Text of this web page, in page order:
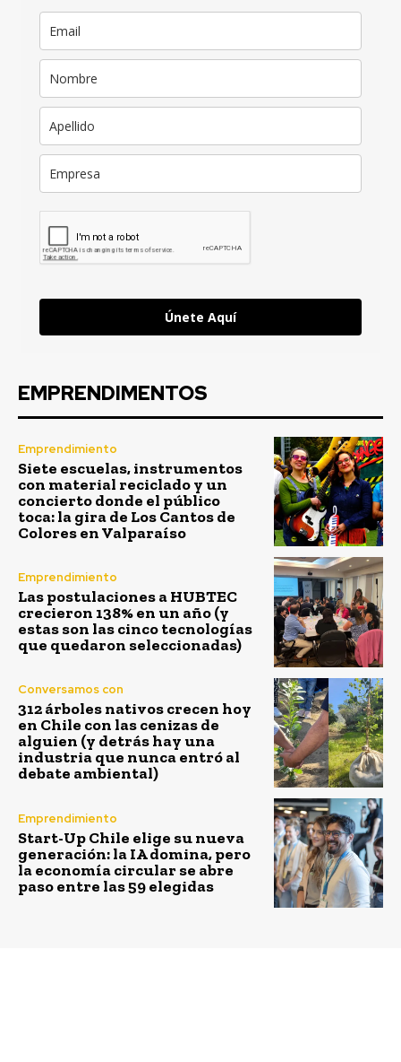
Únete Aquí
EMPRENDIMENTOS
Emprendimiento
Siete escuelas, instrumentos
con material reciclado y un
concierto donde el público
toca: la gira de Los Cantos de
Colores en Valparaíso
Emprendimiento
Las postulaciones a HUBTEC
crecieron 138% en un año (y
estas son las cinco tecnologías
que quedaron seleccionadas)
Conversamos con
312 árboles nativos crecen hoy
en Chile con las cenizas de
alguien (y detrás hay una
industria que nunca entró al
debate ambiental)
Emprendimiento
Start-Up Chile elige su nueva
generación: la IA domina, pero
la economía circular se abre
paso entre las 59 elegidas